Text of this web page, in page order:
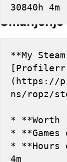
30840h
**My
(https://
ns/ropz/
* **Worth
* **Games
* **Hours
4m